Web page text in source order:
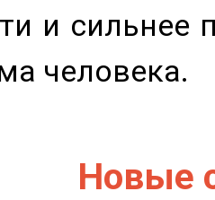
и сильнее
человека.
Новые